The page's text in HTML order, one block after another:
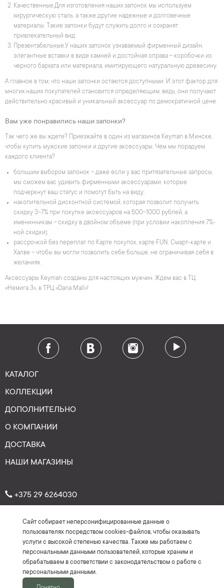
Качественные.Для изготовления наших запонок мы используем
хирургическую сталь, а также другие надежные и долговечные
материалы. Такие запонки будут служить долго и сохранят
привлекательный вид.
Презентабельные.У наших запонок узнаваемый фирменный дизайн,
элегантные вставки в виде камней и достойная оправа – коробочки из
черного бархата или материала, имитирующего натуральную древесину.
А главное в том, что наши запонки остаются доступными. И этот фактор для
многих наших покупателей становится определяющим, ведь, они получают
действительно красивый и уникальный аксессуар по демократичной цене.
Вам уже понравились наши запонки?
Так чего же вы ждете? Приезжайте в один из магазинов Keyman в Минске,
чтобы купить мужские запонки и другие аксессуары. Чем мы порадуем
каждого клиента?
большим выбором запонок – даже если у вас притязательные запросы,
мы сможем вас удивить фирменными аксессуарами, которые
подчеркнут ваш статус и помогут быть на виду;
накопительной дисконтной системой, которая позволит получить
скидку 3-7% при покупке аксессуаров на 500-1000 рублей, а
именинникам – скидку в двойном объеме (при условии накопления 7%-
ной скидки);
рассрочкой без переплат по Карте покупок, карте FUN, Смарт-карте и
Халве – чтобы вы могли позволить себе больше, не ограничивая себя в
желаниях.
Аксессуары Keyman созданы для настоящих мужчин. Ждем вас в ТЦ
«Немига 3», в ТРЦ «Dana Mall»!
КАТАЛОГ
КОЛЛЕКЦИИ
ДОПОЛНИТЕЛЬНО
О КОМПАНИИ
ДОСТАВКА
НАШИ МАГАЗИНЫ
+375 29 6264030
Рейтинг: 4.7 ★ ★★ ★★
(На основе более 150 отзывов)
Сайт собирает неперсонифицированные данные о
пользователях посредством cookies-файлов, чтобы оказывать
услуги с высокой степенью качества. Также мы работаем с
персональными данными пользователей, которые храним и
обрабатываем в соответствии с законодательством о работе с
персональными данными.